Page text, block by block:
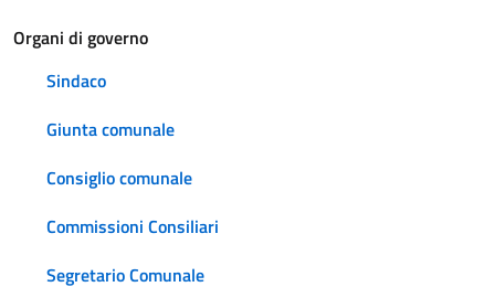
Organi di governo
Sindaco
Giunta comunale
Consiglio comunale
Commissioni Consiliari
Segretario Comunale